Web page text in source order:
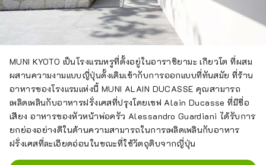
MUNI KYOTO เป็นโรงแรมหรูที่ตั้งอยู่ในอาราชิยามะ เกียวโต ที่ผสม
ผสานความงามแบบญี่ปุ่นดั้งเดิมเข้ากับการออกแบบที่ทันสมัย ที่ร้าน
อาหารของโรงแรมแห่งนี้ MUNI ALAIN DUCASSE คุณสามารถ
เพลิดเพลินกับอาหารฝรั่งเศสที่ปรุงโดยเชฟ Alain Ducasse ที่มีชื่อ
เสียง อาหารของหัวหน้าพ่อครัว Alessandro Guardiani ได้รับการ
ยกย่องอย่างดีในด้านความสามารถในการเพลิดเพลินกับอาหาร
ฝรั่งเศสที่ละเอียดอ่อนในขณะที่ใช้วัตถุดิบจากญี่ปุ่น